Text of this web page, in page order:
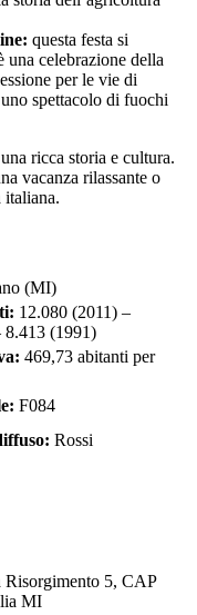
questa festa si
celebrazione della
per le vie di
spettacolo di fuochi
ricca storia e cultura.
vacanza rilassante o
italiana.
(MI)
12.080 (2011) –
8.413 (1991)
469,73 abitanti per
F084
Rossi
5, CAP
MI